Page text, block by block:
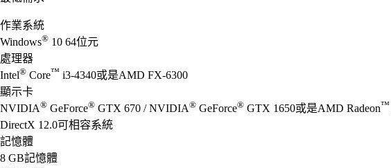
作業系統
Windows® 10 64位元
處理器
Intel® Core™ i3-4340或是AMD FX-6300
顯示卡
NVIDIA® GeForce® GTX 670 / NVIDIA® GeForce® GTX 1650或是AMD Radeon™
DirectX 12.0可相容系統
記憶體
8 GB記憶體